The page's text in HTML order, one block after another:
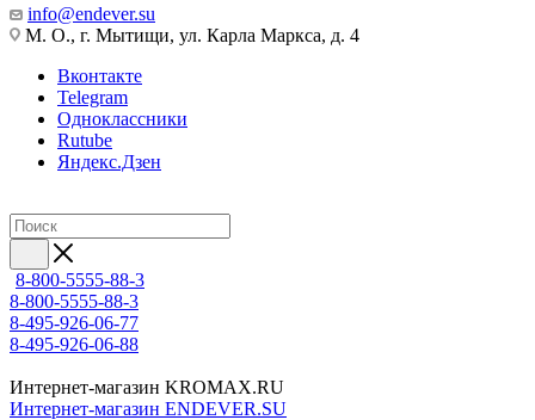
info@endever.su
М. О., г. Мытищи, ул. Карла Маркса, д. 4
Вконтакте
Telegram
Одноклассники
Rutube
Яндекс.Дзен
8-800-5555-88-3
8-800-5555-88-3
8-495-926-06-77
8-495-926-06-88
Интернет-магазин KROMAX.RU
Интернет-магазин ENDEVER.SU